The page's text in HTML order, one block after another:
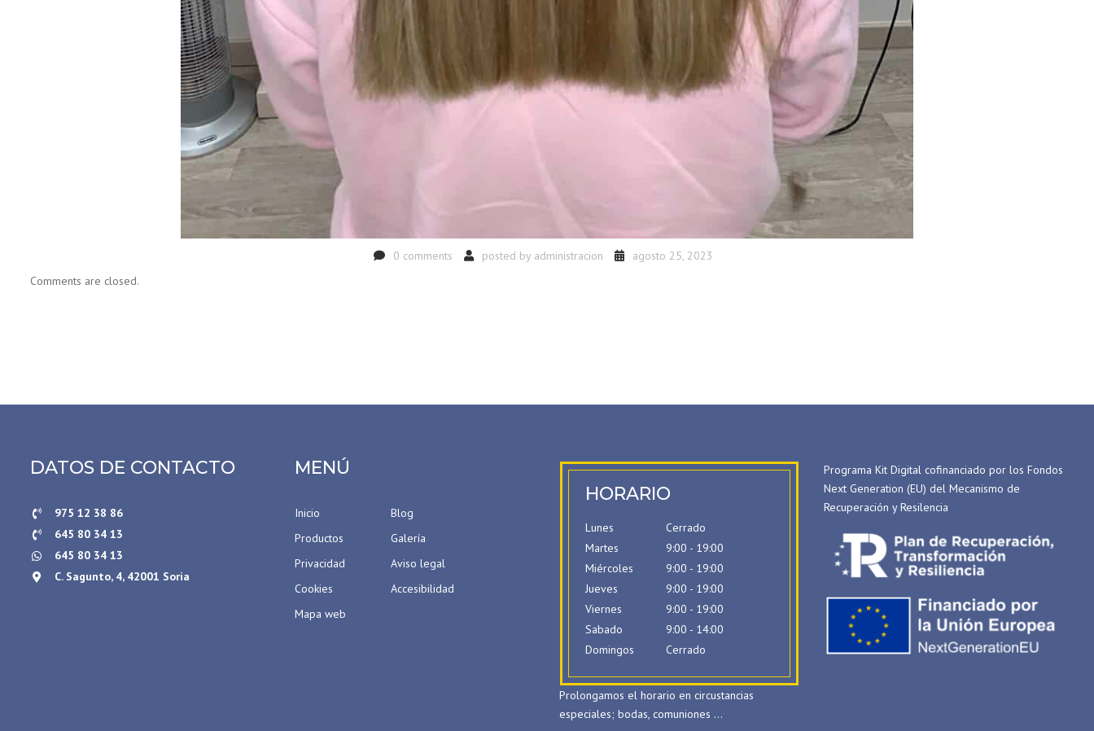
0 comments posted by administracion
agosto 25, 2023
Comments are closed.
DATOS DE CONTACTO
975 12 38 86
645 80 34 13
645 80 34 13
C. Sagunto, 4, 42001 Soria
MENÚ
Inicio
Blog
Productos
Galería
Privacidad
Aviso legal
Cookies
Accesibilidad
Mapa web
HORARIO
Lunes
Cerrado
Martes
9:00 - 19:00
Miércoles
9:00 - 19:00
Jueves
9:00 - 19:00
Viernes
9:00 - 19:00
Sabado
9:00 - 14:00
Domingos
Cerrado
Prolongamos el horario en circustancias
especiales; bodas, comuniones …
Programa Kit Digital cofinanciado por los Fondos
Next Generation (EU) del Mecanismo de
Recuperación y Resilencia